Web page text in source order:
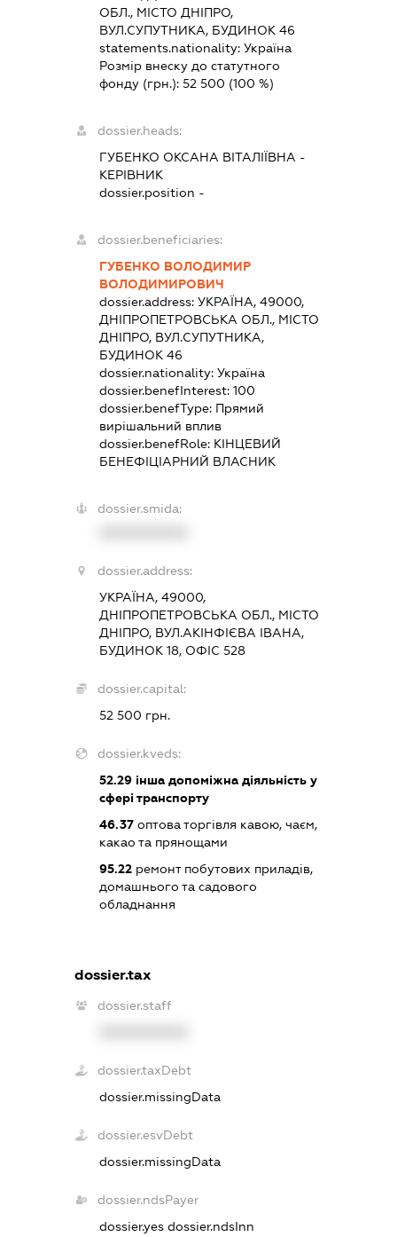
ОБЛ., МІСТО ДНІПРО,
ВУЛ.СУПУТНИКА, БУДИНОК 46
statements.nationality:Україна
Розмір внеску до статутного
фонду (грн.):52 500 (100 %)
dossier.heads:
ГУБЕНКО ОКСАНА ВІТАЛІЇВНА -
КЕРІВНИК
dossier.position -
dossier.beneficiaries:
ГУБЕНКО ВОЛОДИМИР
ВОЛОДИМИРОВИЧ
dossier.address:УКРАЇНА, 49000,
ДНІПРОПЕТРОВСЬКА ОБЛ., МІСТО
ДНІПРО, ВУЛ.СУПУТНИКА,
БУДИНОК 46
dossier.nationality:Україна
dossier.benefInterest:100
dossier.benefType: Прямий
вирішальний вплив
dossier.benefRole: КІНЦЕВИЙ
БЕНЕФІЦІАРНИЙ ВЛАСНИК
dossier.smida:
dossier.address:
УКРАЇНА, 49000,
ДНІПРОПЕТРОВСЬКА ОБЛ., МІСТО
ДНІПРО, ВУЛ.АКІНФІЄВА ІВАНА,
БУДИНОК 18, ОФІС 528
dossier.capital:
52 500 грн.
dossier.kveds:
52.29 інша допоміжна діяльність у
сфері транспорту
46.37 оптова торгівля кавою, чаєм,
какао та прянощами
95.22 ремонт побутових приладів,
домашнього та садового
обладнання
dossier.tax
dossier.staff
dossier.taxDebt
dossier.missingData
dossier.esvDebt
dossier.missingData
dossier.ndsPayer
dossier.yesdossier.ndsInn